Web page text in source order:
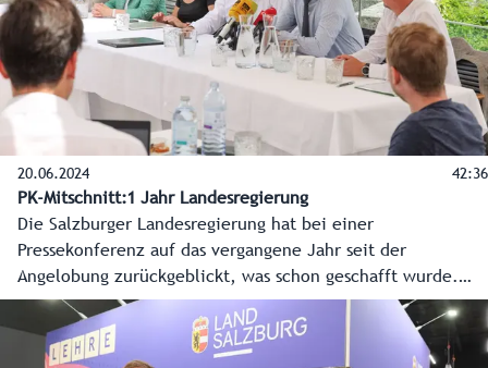
20.06.2024 42:36
PK-Mitschnitt:1 Jahr Landesregierung
Die Salzburger Landesregierung hat bei einer
Pressekonferenz auf das vergangene Jahr seit der
Angelobung zurückgeblickt, was schon geschafft wurde.
Aber der Blick ging noch viel mehr nach vorne, welche
Vorhaben und Schlüsselprojekte für das gesamte
Bundesland anstehen. Hier die O-Töne der